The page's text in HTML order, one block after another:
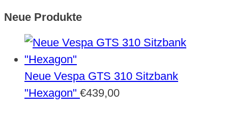
Neue Produkte
Neue Vespa GTS 310 Sitzbank
"Hexagon" €439,00